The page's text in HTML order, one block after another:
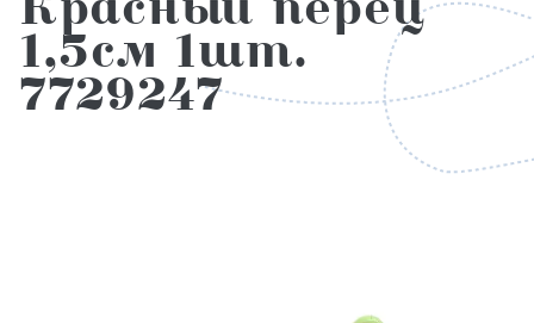
Красный перец
1,5см 1шт.
7729247